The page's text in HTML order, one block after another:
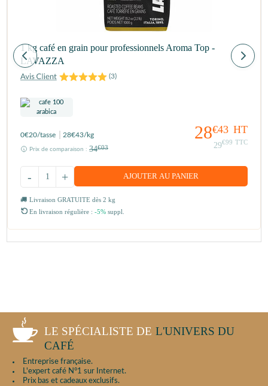
1 kg café en grain pour professionnels Aroma Top -
LAVAZZA
(3)
28€43 HT
29€99 TTC
0€20/tasse 28€43/kg
Prix de comparaison : 34€03
+
- AJOUTER AU PANIER
Livraison GRATUITE dès 2 kg
En livraison régulière : -5% suppl.
LE SPÉCIALISTE DE L'UNIVERS DU
CAFÉ
Entreprise française.
L'expert café N°1 sur Internet.
Prix bas et cadeaux exclusifs.